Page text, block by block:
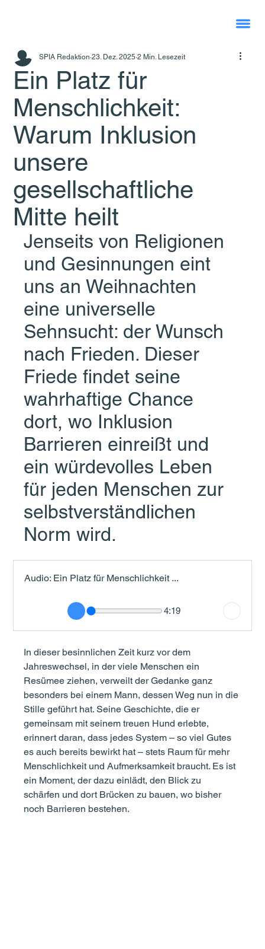
Ein Platz für
Menschlichkeit:
Warum Inklusion
unsere
gesellschaftliche
Mitte heilt
SPIA Redaktion 23. Dez. 2025 2 Min. Lesezeit
Jenseits von Religionen
und Gesinnungen eint
uns an Weihnachten
eine universelle
Sehnsucht: der Wunsch
nach Frieden. Dieser
Friede findet seine
wahrhaftige Chance
dort, wo Inklusion
Barrieren einreißt und
ein würdevolles Leben
für jeden Menschen zur
selbstverständlichen
Norm wird.
Audio: Ein Platz für Menschlichkeit ...
4:19
In dieser besinnlichen Zeit kurz vor dem
Jahreswechsel, in der viele Menschen ein
Resümee ziehen, verweilt der Gedanke ganz
besonders bei einem Mann, dessen Weg nun in die
Stille geführt hat. Seine Geschichte, die er
gemeinsam mit seinem treuen Hund erlebte,
erinnert daran, dass jedes System – so viel Gutes
es auch bereits bewirkt hat – stets Raum für mehr
Menschlichkeit und Aufmerksamkeit braucht. Es ist
ein Moment, der dazu einlädt, den Blick zu
schärfen und dort Brücken zu bauen, wo bisher
noch Barrieren bestehen.